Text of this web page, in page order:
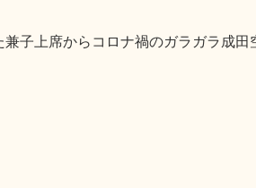
子上席からコロナ禍のガラガラ成